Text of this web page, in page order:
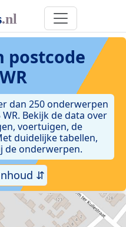
postcode
dan 250 onderwerpen
Bekijk de data over
voertuigen, de
duidelijke tabellen,
de onderwerpen.
⇵